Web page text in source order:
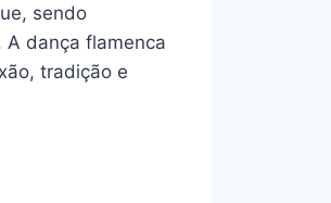
sendo
A dança flamenca
tradição e